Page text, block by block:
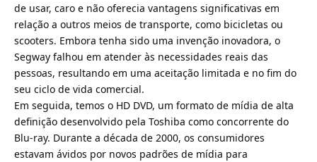
de usar, caro e não oferecia vantagens significativas em
relação a outros meios de transporte, como bicicletas ou
scooters. Embora tenha sido uma invenção inovadora, o
Segway falhou em atender às necessidades reais das
pessoas, resultando em uma aceitação limitada e no fim do
seu ciclo de vida comercial.
Em seguida, temos o HD DVD, um formato de mídia de alta
definição desenvolvido pela Toshiba como concorrente do
Blu-ray. Durante a década de 2000, os consumidores
estavam ávidos por novos padrões de mídia para